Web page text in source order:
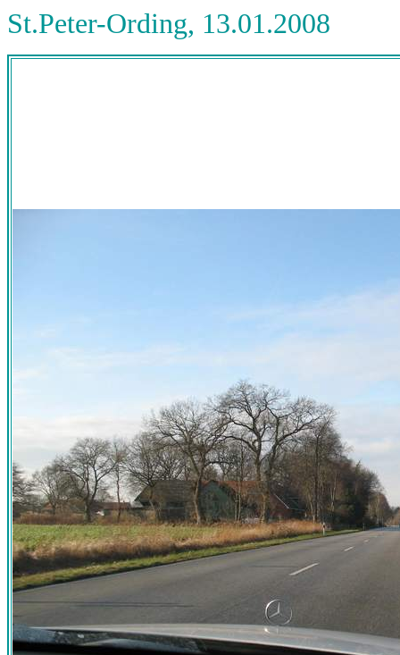
St.Peter-Ording, 13.01.2008